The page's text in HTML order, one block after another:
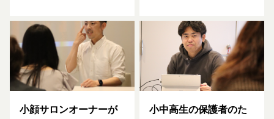
小顔サロンオーナーが
小中高生の保護者のた